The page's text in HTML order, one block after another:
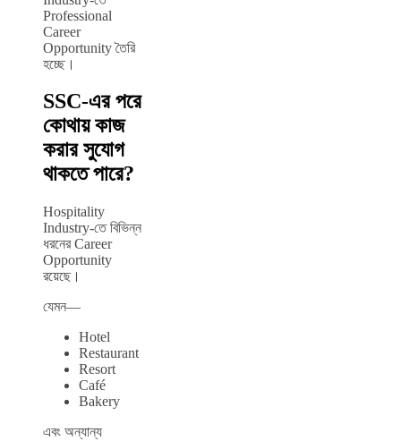
Professional
Career
Opportunity তৈরি
হচ্ছে।
SSC-এর পরে
কোথায় কাজ
করার সুযোগ
থাকতে পারে?
Hospitality
Industry-তে বিভিন্ন
ধরনের Career
Opportunity
রয়েছে।
যেমন—
Hotel
Restaurant
Resort
Café
Bakery
এবং অন্যান্য